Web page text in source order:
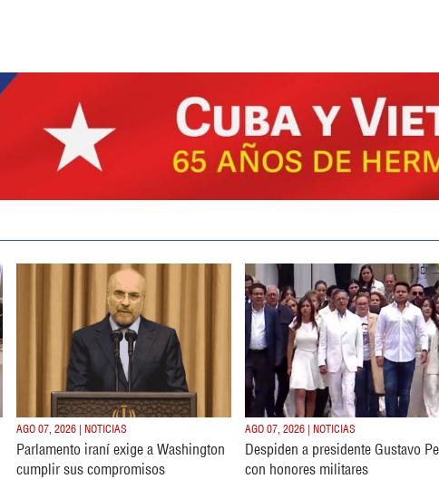
AGO 07, 2026 | NOTICIAS
Parlamento iraní exige a Washington
cumplir sus compromisos
AGO 07, 2026 | NOTICIAS
Despiden a presidente Gustavo
con honores militares